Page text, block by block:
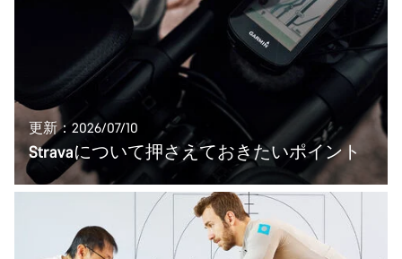
更新：2026/07/10
Stravaについて押さえておきたいポイント